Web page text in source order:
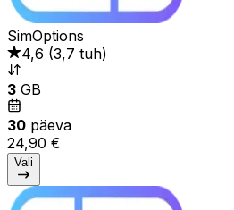
SimOptions
4,6 (3,7 tuh)
3 GB
30 päeva
24,90 €
Vali